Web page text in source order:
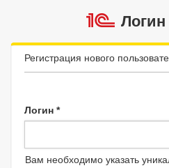
Регистрация нового
Логин *
Вам необходимо указать